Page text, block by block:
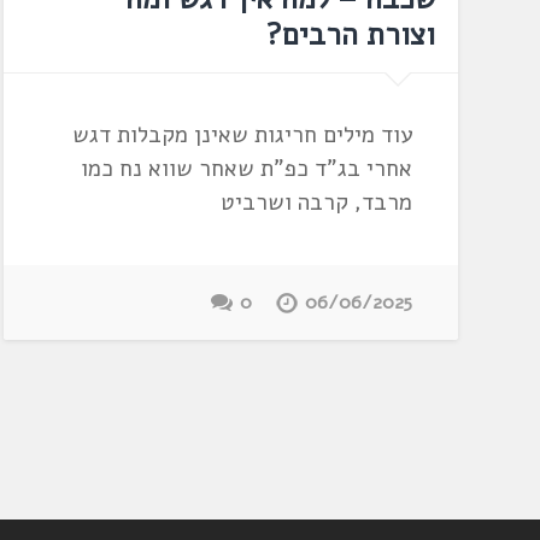
וצורת הרבים?
עוד מילים חריגות שאינן מקבלות דגש
אחרי בג"ד כפ"ת שאחר שווא נח כמו
מרבד, קרבה ושרביט
06/06/2025
0